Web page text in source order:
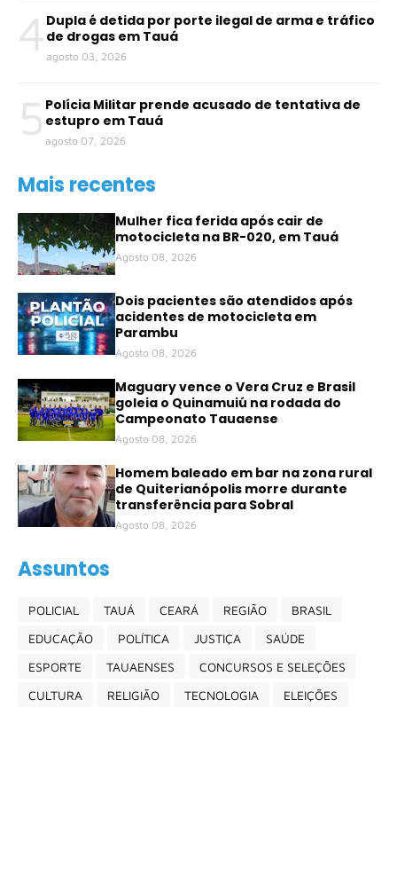
4 Dupla é detida por porte ilegal de arma e tráfico
de drogas em Tauá
agosto 03, 2026
5 Polícia Militar prende acusado de tentativa de
estupro em Tauá
agosto 07, 2026
Mais recentes
Mulher fica ferida após cair de
motocicleta na BR-020, em Tauá
Agosto 08, 2026
Dois pacientes são atendidos após
acidentes de motocicleta em
Parambu
Agosto 08, 2026
Maguary vence o Vera Cruz e Brasil
goleia o Quinamuiú na rodada do
Campeonato Tauaense
Agosto 08, 2026
Homem baleado em bar na zona rural
de Quiterianópolis morre durante
transferência para Sobral
Agosto 08, 2026
Assuntos
POLICIAL TAUÁ CEARÁ REGIÃO
BRASIL
EDUCAÇÃO
POLÍTICA JUSTIÇA
SAÚDE
ESPORTE
TAUAENSES
CONCURSOS E SELEÇÕES
CULTURA
RELIGIÃO TECNOLOGIA ELEIÇÕES